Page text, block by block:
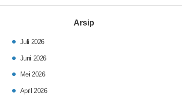
Arsip
Juli 2026
Juni 2026
Mei 2026
April 2026